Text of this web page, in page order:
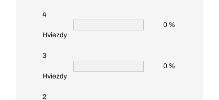
4
Hviezdy
0 %
3
Hviezdy
0 %
2